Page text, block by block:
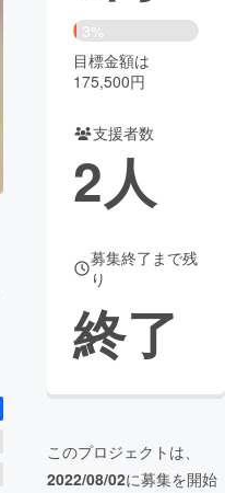
チャレンジ
CAMPFIRE Creation
コミュニティ
3%
目標金額は
175,500円
支援者数
2人
募集終了まで残
り
終了
このプロジェクトは、
2022/08/02に募集を開始